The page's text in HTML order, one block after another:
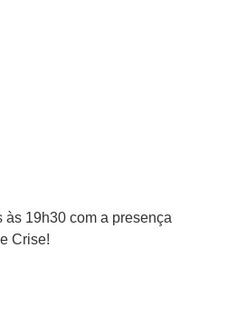
19h30 com a presença
Crise!